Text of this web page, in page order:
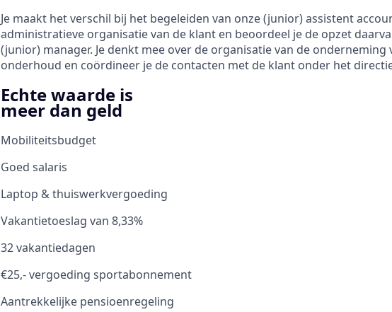
Je maakt het verschil bij het begeleiden van onze (junior) assistent
administratieve organisatie van de klant en beoordeel je de opzet
(junior) manager. Je denkt mee over de organisatie van de onderneming
onderhoud en coördineer je de contacten met de klant onder het
Echte waarde is
meer dan geld
Mobiliteitsbudget
Goed salaris
Laptop & thuiswerkvergoeding
Vakantietoeslag van 8,33%
32 vakantiedagen
€25,- vergoeding sportabonnement
Aantrekkelijke pensioenregeling